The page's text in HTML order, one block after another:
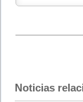
Noticias